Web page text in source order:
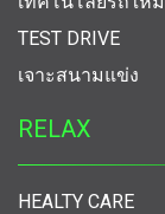
TEST DRIVE
เจาะสนามแข่ง
RELAX
HEALTY CARE